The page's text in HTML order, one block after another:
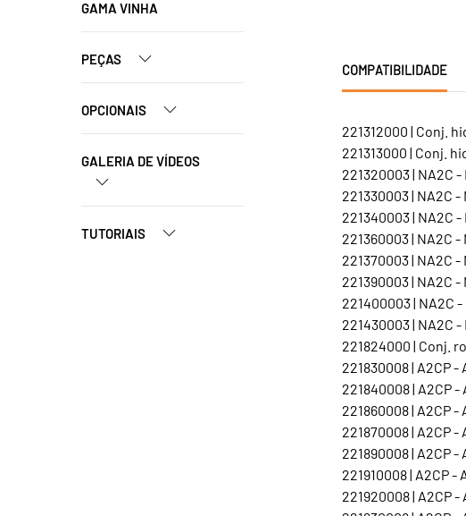
GAMA VINHA
PEÇAS
OPCIONAIS
GALERIA DE VÍDEOS
TUTORIAIS
COMPATIBILIDADE
221312000 | Conj.
221313000 | Conj.
221320003 | NA2C
221330003 | NA2C
221340003 | NA2C
221360003 | NA2C
221370003 | NA2C
221390003 | NA2C
221400003 | NA2C
221430003 | NA2C
221824000 | Conj.
221830008 | A2CP -
221840008 | A2CP -
221860008 | A2CP -
221870008 | A2CP -
221890008 | A2CP -
221910008 | A2CP -
221920008 | A2CP